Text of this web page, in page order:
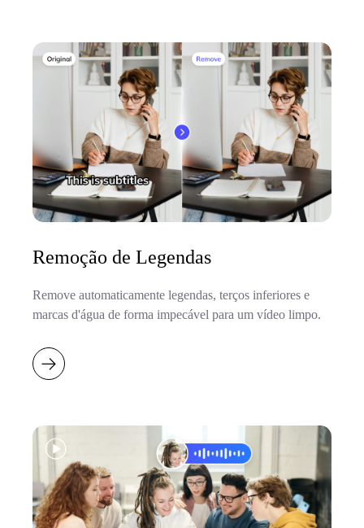
Remoção de Legendas
Remove automaticamente legendas, terços inferiores e
marcas d'água de forma impecável para um vídeo limpo.